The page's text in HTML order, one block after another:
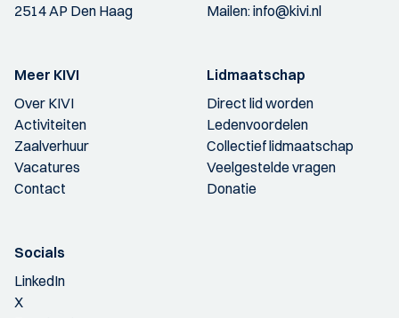
2514 AP Den Haag
Mailen:info@kivi.nl
Meer KIVI
Over KIVI
Activiteiten
Zaalverhuur
Vacatures
Contact
Lidmaatschap
Direct lid worden
Ledenvoordelen
Collectief lidmaatschap
Veelgestelde vragen
Donatie
Socials
LinkedIn
X